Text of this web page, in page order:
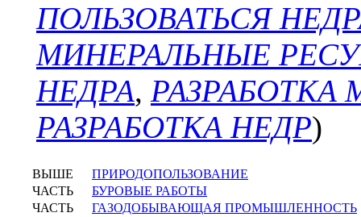
ПОЛЬЗОВАТЬСЯ
МИНЕРАЛЬНЫЕ
НЕДРА,
РАЗРАБОТКА НЕДР)
ВЫШЕ
ПРИРОДОПОЛЬЗОВАНИЕ
ЧАСТЬ
БУРОВЫЕ РАБОТЫ
ЧАСТЬ
ГАЗОДОБЫВАЮЩАЯ ПРОМЫШЛЕННОСТЬ